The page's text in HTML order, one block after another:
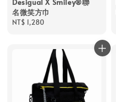
名微笑方巾
Regular
NT$ 1,280